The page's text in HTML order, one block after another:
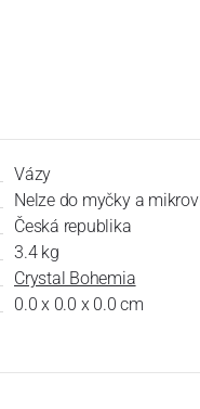
Vázy
Nelze do myčky a
Česká republika
3.4 kg
Crystal Bohemia
0.0 x 0.0 x 0.0 cm